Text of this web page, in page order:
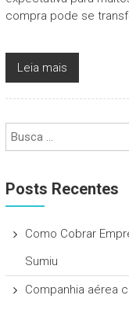
compra pode se
Leia mais
Posts Recentes
Como Cobrar
Sumiu
Companhia aérea